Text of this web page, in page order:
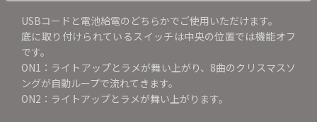
USBコードと電池給電のどちらかでご使用いただけます。
底に取り付けられているスイッチは中央の位置では機能オフ
です。
ON1：ライトアップとラメが舞い上がり、8曲のクリスマスソ
ングが自動ループで流れてきます。
ON2：ライトアップとラメが舞い上がります。